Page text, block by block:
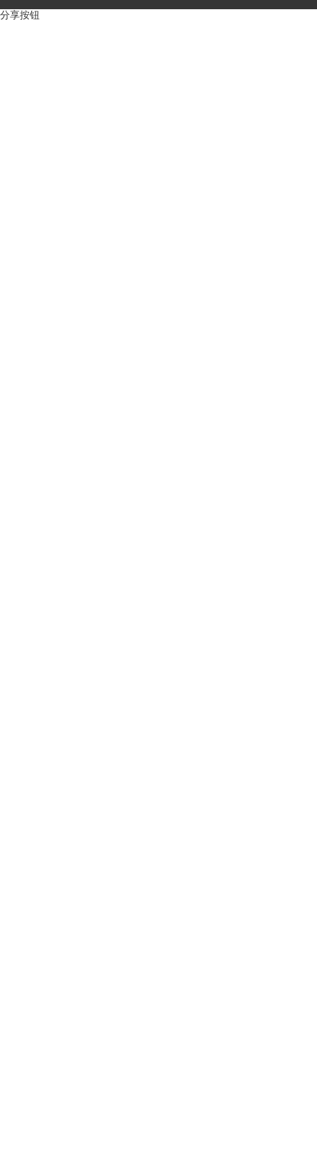
分享按钮